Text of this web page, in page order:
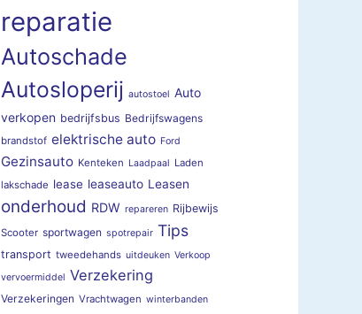
reparatie
Autoschade
Autosloperij autostoel Auto
verkopen bedrijfsbus Bedrijfswagens
brandstof elektrische auto Ford
Gezinsauto Kenteken Laadpaal Laden
lakschade lease leaseauto Leasen
onderhoud RDW repareren Rijbewijs
Scooter sportwagen spotrepair Tips
transport tweedehands uitdeuken Verkoop
vervoermiddel Verzekering
Verzekeringen Vrachtwagen winterbanden